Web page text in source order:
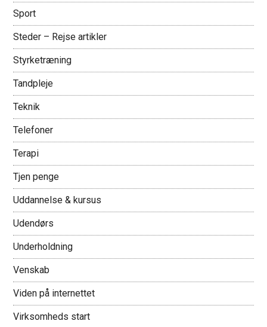
Sport
Steder – Rejse artikler
Styrketræning
Tandpleje
Teknik
Telefoner
Terapi
Tjen penge
Uddannelse & kursus
Udendørs
Underholdning
Venskab
Viden på internettet
Virksomheds start